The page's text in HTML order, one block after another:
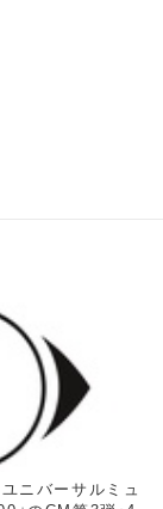
ニバーサルミュ